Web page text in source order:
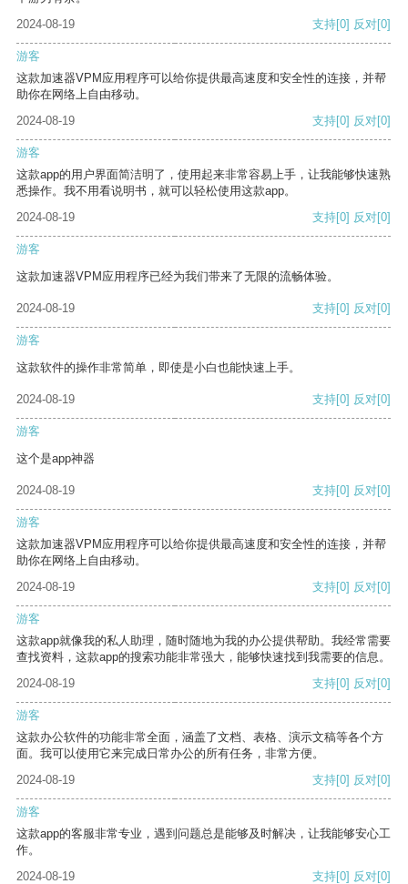
2024-08-19
支持[0] 反对[0]
游客
这款加速器VPM应用程序可以给你提供最高速度和安全性的连接，并帮
助你在网络上自由移动。
2024-08-19
支持[0] 反对[0]
游客
这款app的用户界面简洁明了，使用起来非常容易上手，让我能够快速熟
悉操作。我不用看说明书，就可以轻松使用这款app。
2024-08-19
支持[0] 反对[0]
游客
这款加速器VPM应用程序已经为我们带来了无限的流畅体验。
2024-08-19 支持[0] 反对[0]
游客
这款软件的操作非常简单，即使是小白也能快速上手。
2024-08-19 支持[0] 反对[0]
游客
这个是app神器
2024-08-19 支持[0] 反对[0]
游客
这款加速器VPM应用程序可以给你提供最高速度和安全性的连接，并帮
助你在网络上自由移动。
2024-08-19
支持[0] 反对[0]
游客
这款app就像我的私人助理，随时随地为我的办公提供帮助。我经常需要
查找资料，这款app的搜索功能非常强大，能够快速找到我需要的信息。
2024-08-19
支持[0] 反对[0]
游客
这款办公软件的功能非常全面，涵盖了文档、表格、演示文稿等各个方
面。我可以使用它来完成日常办公的所有任务，非常方便。
2024-08-19
支持[0] 反对[0]
游客
这款app的客服非常专业，遇到问题总是能够及时解决，让我能够安心工
作。
2024-08-19
支持[0] 反对[0]